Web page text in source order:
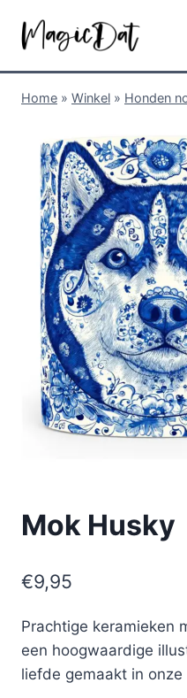
Home » Winkel » Honden
Mok Husky
€9,95
Prachtige keramieken
een hoogwaardige
liefde gemaakt in